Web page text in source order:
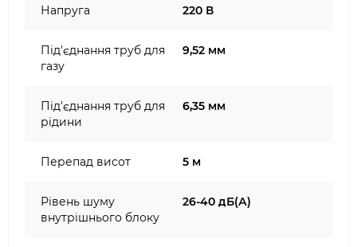
Напруга 220 В
Під'єднання труб для
газу
9,52 мм
Під'єднання труб для
рідини
6,35 мм
Перепад висот 5 м
Рівень шуму
внутрішнього блоку
26-40 дБ(А)